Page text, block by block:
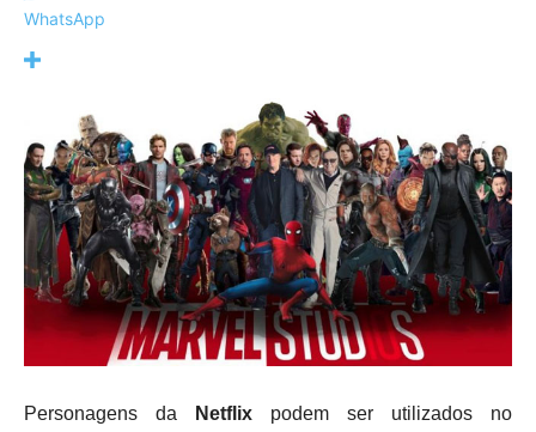
WhatsApp
Personagens da Netflix podem ser utilizados no